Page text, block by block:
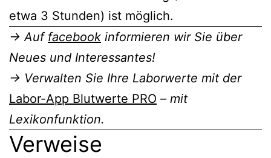
etwa 3 Stunden) ist möglich.
→ Auf facebook informieren wir Sie über
Neues und Interessantes!
→ Verwalten Sie Ihre Laborwerte mit der
Labor-App Blutwerte PRO – mit
Lexikonfunktion.
Verweise